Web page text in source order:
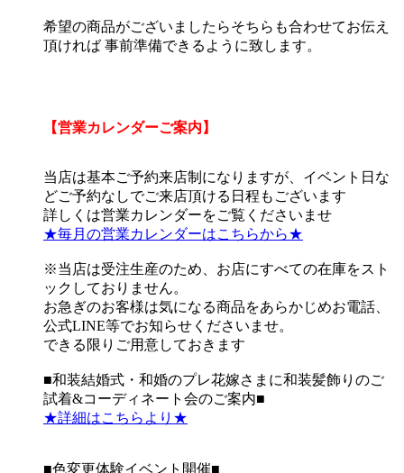
希望の商品がございましたらそちらも合わせてお伝え
頂ければ 事前準備できるように致します。
【営業カレンダーご案内】
当店は基本ご予約来店制になりますが、イベント日な
どご予約なしでご来店頂ける日程もございます
詳しくは営業カレンダーをご覧くださいませ
★毎月の営業カレンダーはこちらから★
※当店は受注生産のため、お店にすべての在庫をスト
ックしておりません。
お急ぎのお客様は気になる商品をあらかじめお電話、
公式LINE等でお知らせくださいませ。
できる限りご用意しておきます
■和装結婚式・和婚のプレ花嫁さまに和装髪飾りのご
試着&コーディネート会のご案内■
★詳細はこちらより★
■色変更体験イベント開催■